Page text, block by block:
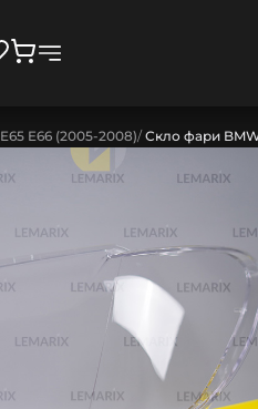
E65 E66 (2005-2008) Скло фари BMW